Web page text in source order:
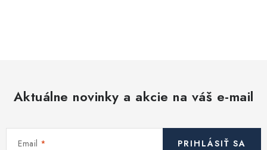
i
Aktuálne novinky a akcie na váš e-mail
Email PRIHLÁSIŤ SA